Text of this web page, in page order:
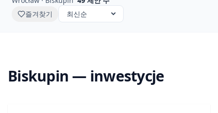
즐겨찾기
Biskupin — inwestycje